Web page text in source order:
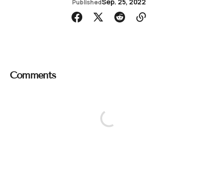
Published
Comments